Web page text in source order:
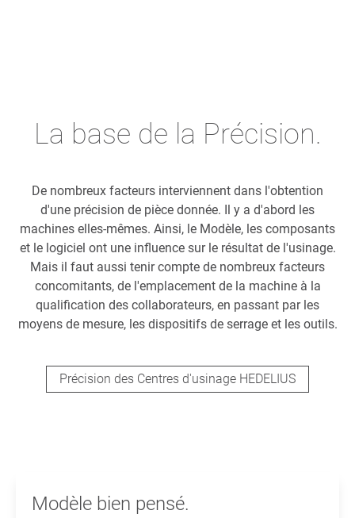
La base de la Précision.
De nombreux facteurs interviennent dans l'obtention
d'une précision de pièce donnée. Il y a d'abord les
machines elles-mêmes. Ainsi, le Modèle, les composants
et le logiciel ont une influence sur le résultat de l'usinage.
Mais il faut aussi tenir compte de nombreux facteurs
concomitants, de l'emplacement de la machine à la
qualification des collaborateurs, en passant par les
moyens de mesure, les dispositifs de serrage et les outils.
Précision des Centres d'usinage HEDELIUS
Modèle bien pensé.